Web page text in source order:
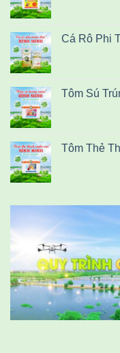
Cá Rô Phi
Tôm Sú
Tôm Thẻ